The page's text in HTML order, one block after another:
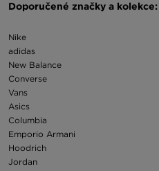
Doporučené značky a kolekce:
Nike
adidas
New Balance
Converse
Vans
Asics
Columbia
Emporio Armani
Hoodrich
Jordan